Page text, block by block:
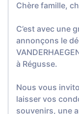
Chère famille,
C’est avec une
annonçons le
à Régusse.
Nous vous
laisser vos
souvenirs, une